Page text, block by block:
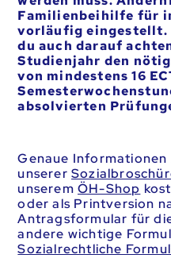
Familienbeihilfe für
vorläufig eingestellt.
du auch darauf
Studienjahr den
von mindestens 16
absolvierten
Genaue Informationen
unserer
unserem ÖH-Shop
oder als Printversion
Antragsformular für
andere wichtige
Sozialrechtliche